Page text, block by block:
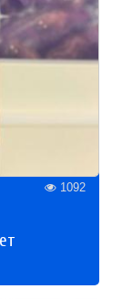
1092